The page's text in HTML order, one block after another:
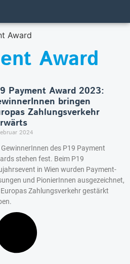
Award
Award
Payment Award 2023:
bringen
Zahlungsverkehr
2024
GewinnerInnen des P19 Payment
stehen fest. Beim P19
in Wien wurden Payment-
und PionierInnen ausgezeichnet,
Zahlungsverkehr gestärkt